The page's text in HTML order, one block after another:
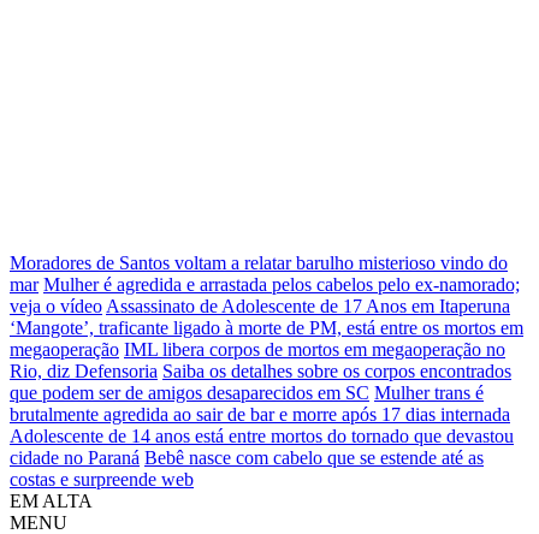
Moradores de Santos voltam a relatar barulho misterioso vindo do
mar Mulher é agredida e arrastada pelos cabelos pelo ex-namorado;
veja o vídeo Assassinato de Adolescente de 17 Anos em Itaperuna
‘Mangote’, traficante ligado à morte de PM, está entre os mortos em
megaoperação IML libera corpos de mortos em megaoperação no
Rio, diz Defensoria Saiba os detalhes sobre os corpos encontrados
que podem ser de amigos desaparecidos em SC Mulher trans é
brutalmente agredida ao sair de bar e morre após 17 dias internada
Adolescente de 14 anos está entre mortos do tornado que devastou
cidade no Paraná Bebê nasce com cabelo que se estende até as
costas e surpreende web
EM ALTA
MENU